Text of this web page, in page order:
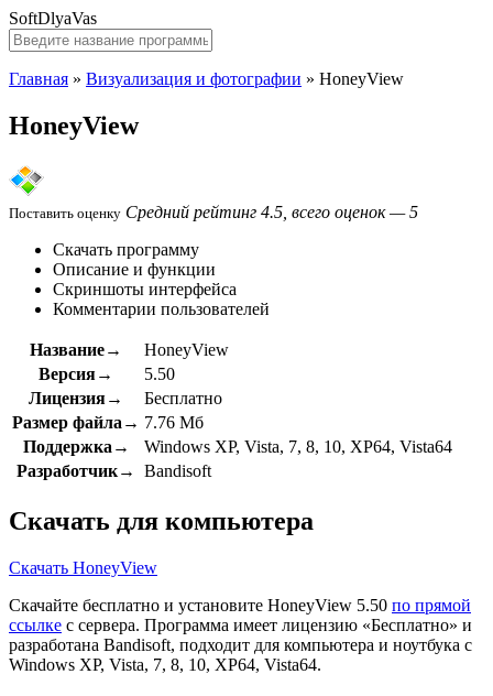
SoftDlyaVas
Главная » Визуализация и фотографии » HoneyView
HoneyView
Поставить оценку Средний рейтинг 4.5, всего оценок — 5
Скачать программу
Описание и функции
Скриншоты интерфейса
Комментарии пользователей
Название→
HoneyView
Версия→
5.50
Лицензия→
Бесплатно
Размер файла→ 7.76 Мб
Поддержка→
Windows XP, Vista, 7, 8, 10, XP64, Vista64
Разработчик→
Bandisoft
Скачать для компьютера
Скачать HoneyView
Скачайте бесплатно и установите HoneyView 5.50 по прямой
ссылке с сервера. Программа имеет лицензию «Бесплатно» и
разработана Bandisoft, подходит для компьютера и ноутбука с
Windows XP, Vista, 7, 8, 10, XP64, Vista64.